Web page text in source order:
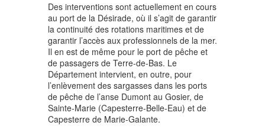
Des interventions sont actuellement en cours
au port de la Désirade, où il s’agit de garantir
la continuité des rotations maritimes et de
garantir l’accès aux professionnels de la mer.
Il en est de même pour le port de pêche et
de passagers de Terre-de-Bas. Le
Département intervient, en outre, pour
l’enlèvement des sargasses dans les ports
de pêche de l’anse Dumont au Gosier, de
Sainte-Marie (Capesterre-Belle-Eau) et de
Capesterre de Marie-Galante.